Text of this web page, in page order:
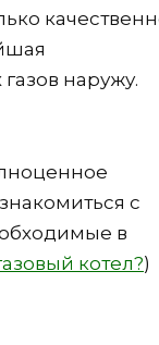
наружу.
с
в
котел?)